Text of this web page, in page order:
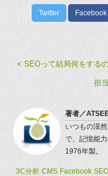
Twitter Facebook
< SEOって結局何をする
担
著者／
いつもの漠
で、記憶能
1976年製。
3C分析 CMS Facebook SEO